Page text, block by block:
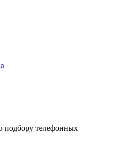
подбору телефонных